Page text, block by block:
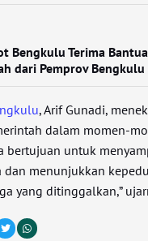
Bengkulu Terima
dari Pemprov Bengkulu
, Arif Gunadi,
dalam momen-
bertujuan untuk
dan menunjukkan
yang ditinggalkan,”